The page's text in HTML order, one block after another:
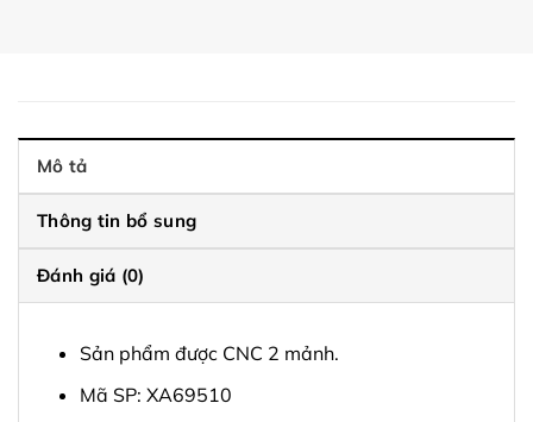
Mô tả
Thông tin bổ sung
Đánh giá (0)
Sản phẩm được CNC 2 mảnh.
Mã SP: XA69510